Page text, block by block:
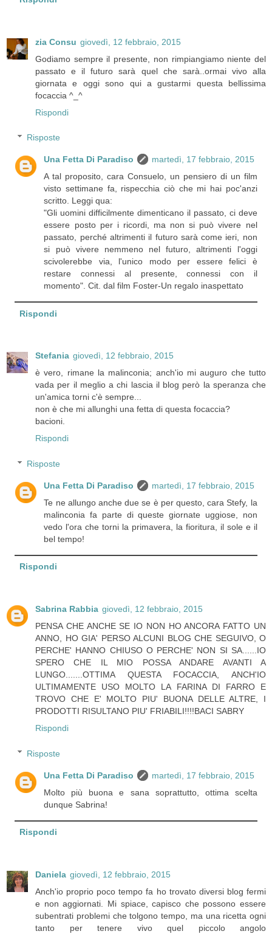
zia Consu giovedì, 12 febbraio, 2015
Godiamo sempre il presente, non rimpiangiamo niente del
passato e il futuro sarà quel che sarà..ormai vivo alla
giornata e oggi sono qui a gustarmi questa bellissima
focaccia ^_^
Rispondi
Risposte
Una Fetta Di Paradiso
martedì, 17 febbraio, 2015
A tal proposito, cara Consuelo, un pensiero di un film
visto settimane fa, rispecchia ciò che mi hai poc'anzi
scritto. Leggi qua:
"Gli uomini difficilmente dimenticano il passato, ci deve
essere posto per i ricordi, ma non si può vivere nel
passato, perché altrimenti il futuro sarà come ieri, non
si può vivere nemmeno nel futuro, altrimenti l'oggi
scivolerebbe via, l'unico modo per essere felici è
restare connessi al presente, connessi con il
momento". Cit. dal film Foster-Un regalo inaspettato
Rispondi
Stefania giovedì, 12 febbraio, 2015
è vero, rimane la malinconia; anch'io mi auguro che tutto
vada per il meglio a chi lascia il blog però la speranza che
un'amica torni c'è sempre...
non è che mi allunghi una fetta di questa focaccia?
bacioni.
Rispondi
Risposte
Una Fetta Di Paradiso
martedì, 17 febbraio, 2015
Te ne allungo anche due se è per questo, cara Stefy, la
malinconia fa parte di queste giornate uggiose, non
vedo l'ora che torni la primavera, la fioritura, il sole e il
bel tempo!
Rispondi
Sabrina Rabbia giovedì, 12 febbraio, 2015
PENSA CHE ANCHE SE IO NON HO ANCORA FATTO UN
ANNO, HO GIA' PERSO ALCUNI BLOG CHE SEGUIVO, O
PERCHE' HANNO CHIUSO O PERCHE' NON SI SA......IO
SPERO CHE IL MIO POSSA ANDARE AVANTI A
LUNGO.......OTTIMA QUESTA FOCACCIA, ANCH'IO
ULTIMAMENTE USO MOLTO LA FARINA DI FARRO E
TROVO CHE E' MOLTO PIU' BUONA DELLE ALTRE, I
PRODOTTI RISULTANO PIU' FRIABILI!!!!BACI SABRY
Rispondi
Risposte
Una Fetta Di Paradiso
martedì, 17 febbraio, 2015
Molto più buona e sana soprattutto, ottima scelta
dunque Sabrina!
Rispondi
Daniela giovedì, 12 febbraio, 2015
Anch'io proprio poco tempo fa ho trovato diversi blog fermi
e non aggiornati. Mi spiace, capisco che possono essere
subentrati problemi che tolgono tempo, ma una ricetta ogni
tanto per tenere vivo quel piccolo angolo